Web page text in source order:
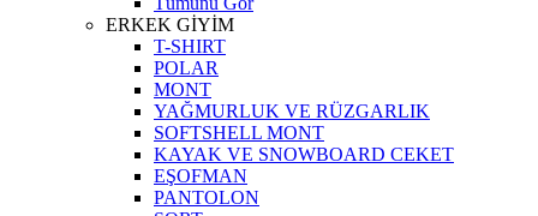
ERKEK GİYİM
T-SHIRT
POLAR
MONT
YAĞMURLUK VE RÜZGARLIK
SOFTSHELL MONT
KAYAK VE SNOWBOARD CEKET
EŞOFMAN
PANTOLON